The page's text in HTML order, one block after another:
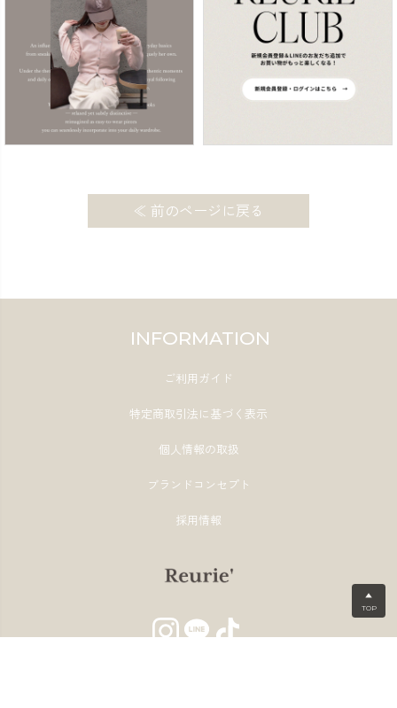
≪ 前のページに戻る
▲
TOP
INFORMATION
ご利用ガイド
特定商取引法に基づく表示
個人情報の取扱
ブランドコンセプト
採用情報